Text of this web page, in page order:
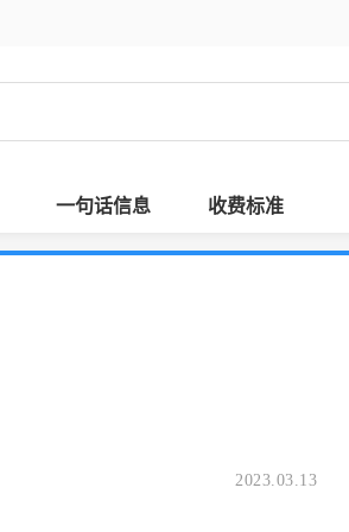
一句话信息 收费标准
2023.03.13